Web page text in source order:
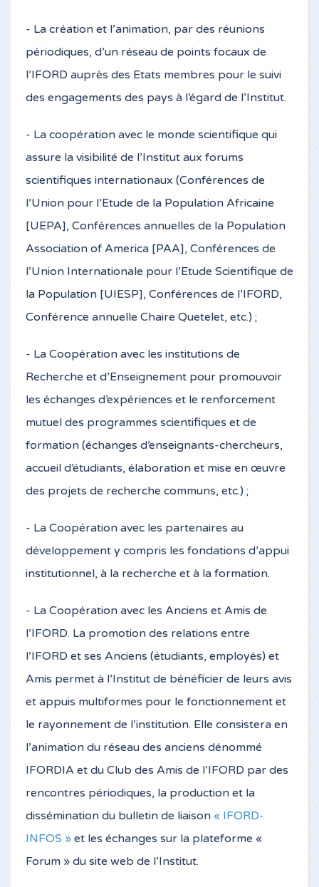
- La création et l’animation, par des réunions
périodiques, d’un réseau de points focaux de
l’IFORD auprès des Etats membres pour le suivi
des engagements des pays à l’égard de l’Institut.
- La coopération avec le monde scientifique qui
assure la visibilité de l’Institut aux forums
scientifiques internationaux (Conférences de
l’Union pour l’Etude de la Population Africaine
[UEPA], Conférences annuelles de la Population
Association of America [PAA], Conférences de
l’Union Internationale pour l’Etude Scientifique de
la Population [UIESP], Conférences de l’IFORD,
Conférence annuelle Chaire Quetelet, etc.) ;
- La Coopération avec les institutions de
Recherche et d’Enseignement pour promouvoir
les échanges d’expériences et le renforcement
mutuel des programmes scientifiques et de
formation (échanges d’enseignants-chercheurs,
accueil d’étudiants, élaboration et mise en œuvre
des projets de recherche communs, etc.) ;
- La Coopération avec les partenaires au
développement y compris les fondations d’appui
institutionnel, à la recherche et à la formation.
- La Coopération avec les Anciens et Amis de
l’IFORD. La promotion des relations entre
l’IFORD et ses Anciens (étudiants, employés) et
Amis permet à l’Institut de bénéficier de leurs avis
et appuis multiformes pour le fonctionnement et
le rayonnement de l’institution. Elle consistera en
l’animation du réseau des anciens dénommé
IFORDIA et du Club des Amis de l’IFORD par des
rencontres périodiques, la production et la
dissémination du bulletin de liaison « IFORD-
INFOS » et les échanges sur la plateforme «
Forum » du site web de l’Institut.